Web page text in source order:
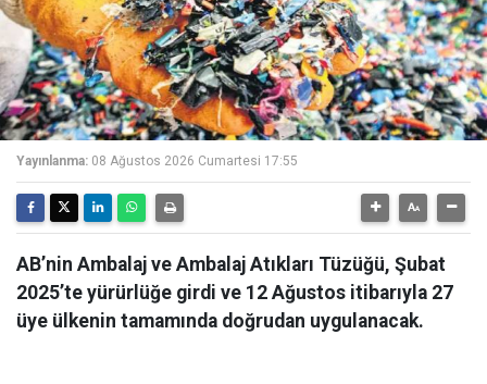
Yayınlanma: 08 Ağustos 2026 Cumartesi 17:55
AB’nin Ambalaj ve Ambalaj Atıkları Tüzüğü, Şubat
2025’te yürürlüğe girdi ve 12 Ağustos itibarıyla 27
üye ülkenin tamamında doğrudan uygulanacak.